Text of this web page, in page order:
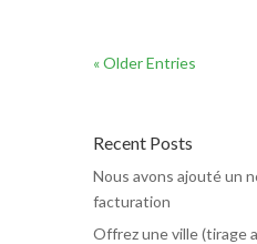
« Older Entries
Recent Posts
Nous avons ajouté un
facturation
Offrez une ville (tirage